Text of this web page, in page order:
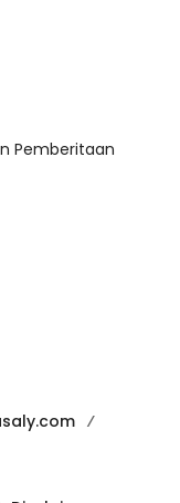
Pemberitaan